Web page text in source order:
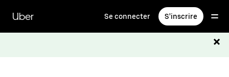
contenu
principal
Uber Se connecter S'inscrire